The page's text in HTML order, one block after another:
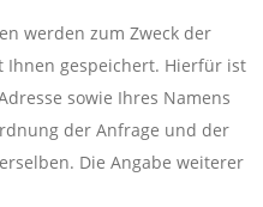
werden zum Zweck der
gespeichert. Hierfür ist
sowie Ihres Namens
der Anfrage und der
Die Angabe weiterer